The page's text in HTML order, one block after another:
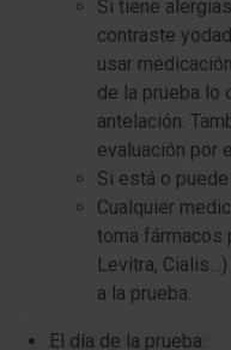
Si tiene
contraste
usar
de la prueba lo
antelación.
evaluación por
Si está o
Cualquier
toma fármacos
Levitra,
a la prueba.
El día de la prueba: